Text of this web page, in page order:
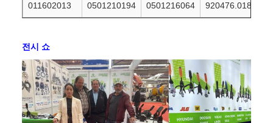
011602013 0501210194 0501216064 920476.018
전시 쇼